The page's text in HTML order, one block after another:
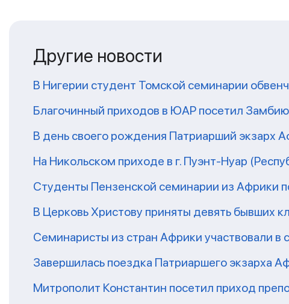
Другие новости
В Нигерии студент Томской семинарии
Благочинный приходов в ЮАР посетил Замбию
В день своего рождения Патриарший экзарх
На Никольском приходе в г. Пуэнт-Нуар
Студенты Пензенской семинарии из Африки
В Церковь Христову приняты девять бывших
Семинаристы из стран Африки участвовали в
Завершилась поездка Патриаршего экзарха
Митрополит Константин посетил приход